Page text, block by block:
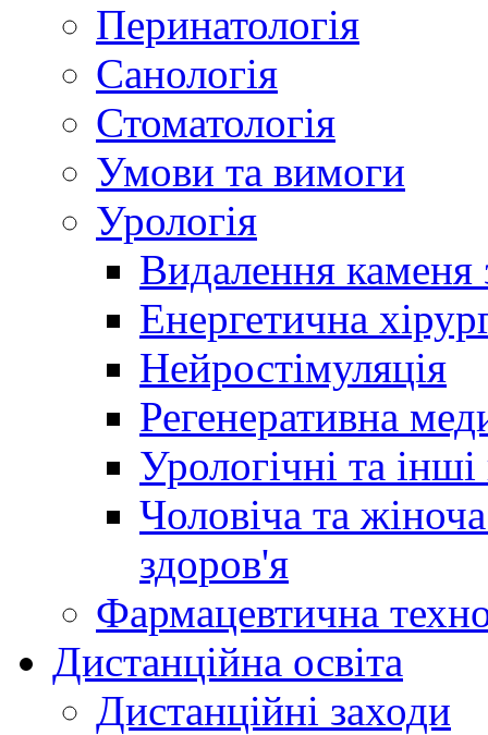
Перинатологія
Санологія
Стоматологія
Умови та вимоги
Урологія
Видалення каменя
Енергетична
Нейростімуляція
Регенеративна
Урологічні та
Чоловіча та
здоров'я
Фармацевтична
Дистанційна освіта
Дистанційні заходи